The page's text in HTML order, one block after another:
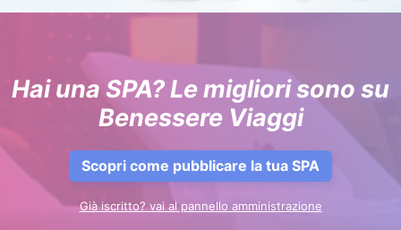
Hai una SPA? Le migliori sono su
Benessere Viaggi
Scopri come pubblicare la tua SPA
Già iscritto? vai al pannello amministrazione